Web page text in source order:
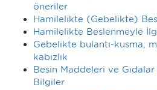
öneriler
Hamilelikte (Gebelikte)
Hamilelikte Beslenmeyle
Gebelikte bulantı-kusma,
kabızlık
Besin Maddeleri ve Gıdalar
Bilgiler